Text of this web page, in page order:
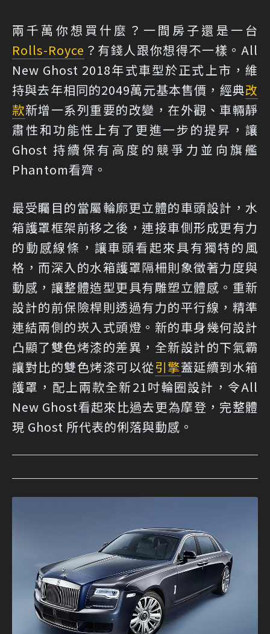
兩千萬你想買什麼？一間房子還是一台
Rolls-Royce ？有錢人跟你想得不一樣。All
New Ghost 2018年式車型於正式上市，維
持與去年相同的2049萬元基本售價，經典改
款新增一系列重要的改變，在外觀、車輛靜
肅性和功能性上有了更進一步的提昇，讓
Ghost 持續保有高度的競爭力並向旗艦
Phantom看齊。
最受矚目的當屬輪廓更立體的車頭設計，水
箱護罩框架前移之後，連接車側形成更有力
的動感線條，讓車頭看起來具有獨特的風
格，而深入的水箱護罩隔柵則象徵著力度與
動感，讓整體造型更具有雕塑立體感。重新
設計的前保險桿則透過有力的平行線，精準
連結兩側的崁入式頭燈。新的車身幾何設計
凸顯了雙色烤漆的差異，全新設計的下氣霸
讓對比的雙色烤漆可以從引擎蓋延續到水箱
護罩，配上兩款全新21吋輪圈設計，令All
New Ghost看起來比過去更為摩登，完整體
現 Ghost 所代表的俐落與動感。